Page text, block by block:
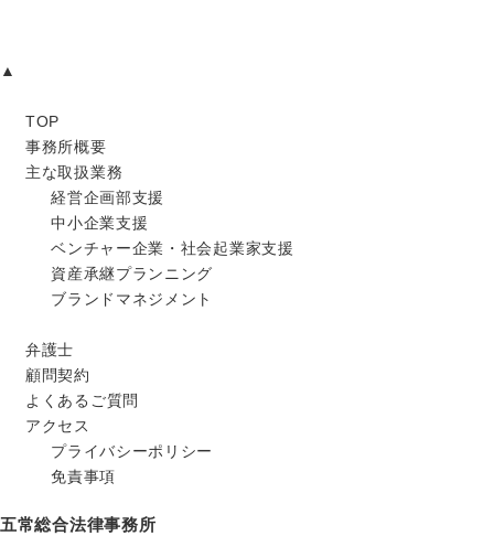
▲
TOP
事務所概要
主な取扱業務
経営企画部支援
中小企業支援
ベンチャー企業・社会起業家支援
資産承継プランニング
ブランドマネジメント
弁護士
顧問契約
よくあるご質問
アクセス
プライバシーポリシー
免責事項
五常総合法律事務所